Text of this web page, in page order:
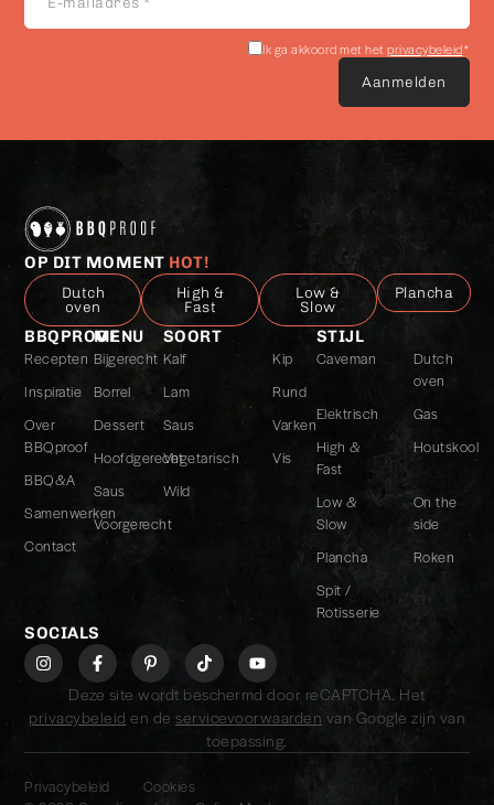
mailadres
*
*
Ik ga akkoord met hetprivacybeleid*
OP DIT MOMENT HOT!
Dutch
oven
High &
Fast
Low &
Slow
Plancha
BBQPROOF
Recepten
Inspiratie
Over
BBQproof
BBQ&A
Samenwerken
Contact
MENU
Bijgerecht
Borrel
Dessert
Hoofdgerecht
Saus
Voorgerecht
SOORT
Kalf
Kip
Lam
Rund
Saus
Varken
Vegetarisch
Vis
Wild
STIJL
Caveman
Dutch
oven
Elektrisch
Gas
High &
Fast
Houtskool
Low &
Slow
On the
side
Plancha
Roken
Spit /
Rotisserie
SOCIALS
Deze site wordt beschermd door reCAPTCHA. Het
privacybeleid en de servicevoorwaarden van Google zijn van
toepassing.
Privacybeleid
Cookies